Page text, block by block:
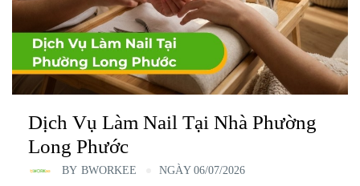
Dịch Vụ Làm Nail Tại Nhà Phường
Long Phước
BY BWORKEE NGÀY 06/07/2026